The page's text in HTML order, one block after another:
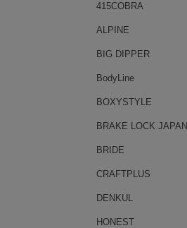
415COBRA
ALPINE
BIG DIPPER
BodyLine
BOXYSTYLE
BRAKE LOCK JAPAN
BRIDE
CRAFTPLUS
DENKUL
HONEST